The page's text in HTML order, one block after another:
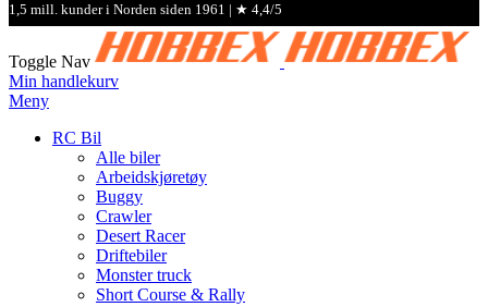
1,5 mill. kunder i Norden siden 1961 | ★ 4,4/5
Toggle Nav
Min handlekurv
Meny
RC Bil
Alle biler
Arbeidskjøretøy
Buggy
Crawler
Desert Racer
Driftebiler
Monster truck
Short Course & Rally